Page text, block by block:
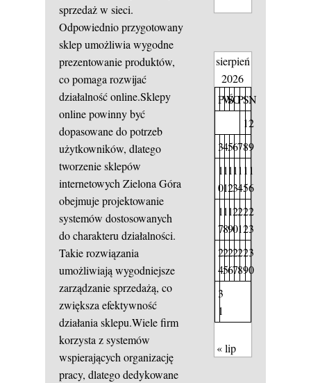
sprzedaż w sieci.
Odpowiednio przygotowany
sklep umożliwia wygodne
prezentowanie produktów,
co pomaga rozwijać
działalność online.Sklepy
online powinny być
dopasowane do potrzeb
użytkowników, dlatego
tworzenie sklepów
internetowych Zielona Góra
obejmuje projektowanie
systemów dostosowanych
do charakteru działalności.
Takie rozwiązania
umożliwiają wygodniejsze
zarządzanie sprzedażą, co
zwiększa efektywność
działania sklepu.Wiele firm
korzysta z systemów
wspierających organizację
pracy, dlatego dedykowane
sierpień
2026
PW
ŚCPSN
12
3456789
1
0
1
1
1
2
1
3
1
4
1
5
1
6
1
7
1
8
1
9
2
0
2
1
2
2
2
3
2
4
2
5
2
6
2
7
2
8
2
9
3
0
3
1
« lip